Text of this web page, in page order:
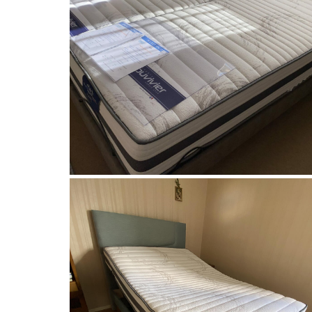
Literie Duvivier
Literie électrique relevable tête
pieds DUVIVIER